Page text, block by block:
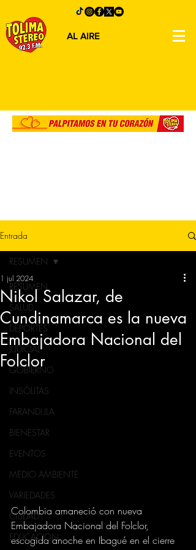
AL AIRE
Entrada
RESUMEN
SALUD
DEPORTES
JUDICIAL
GOBIERNO
INSÓLITAS
FARANDULA
BIENESTAR
EVENTOS
MEDIO AMBIENTE
VARIEDADES
CIUDAD
EDUCACION
RESUMEN
Nikol Salazar, de
Cundinamarca es la nueva
Embajadora Nacional del
Folclor
1 jul 2024
Colombia amaneció con nueva
Embajadora Nacional del Folclor,
escogida anoche en Ibagué en el cierre